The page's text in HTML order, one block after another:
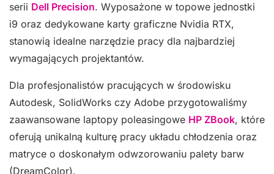
serii Dell Precision. Wyposażone w topowe jednostki
i9 oraz dedykowane karty graficzne Nvidia RTX,
stanowią idealne narzędzie pracy dla najbardziej
wymagających projektantów.
Dla profesjonalistów pracujących w środowisku
Autodesk, SolidWorks czy Adobe przygotowaliśmy
zaawansowane laptopy poleasingowe HP ZBook, które
oferują unikalną kulturę pracy układu chłodzenia oraz
matryce o doskonałym odwzorowaniu palety barw
(DreamColor).